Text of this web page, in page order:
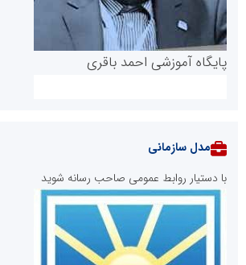
پایگاه آموزشی احمد باقری
مدل سازمانی
با دستیار روابط عمومی صاحب رسانه شوید